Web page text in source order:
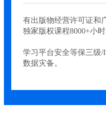
有出版物经营许可证和
独家版权课程8000+小时
学习平台安全等保三级/
数据灾备。